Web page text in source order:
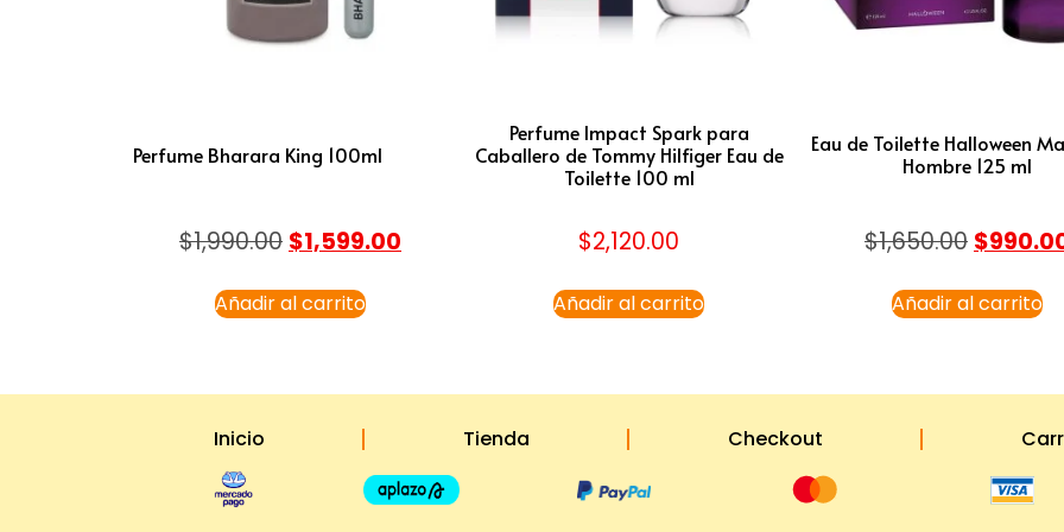
Perfume Bharara King 100ml
$1,990.00 $1,599.00
Añadir al carrito
Perfume Impact Spark para
Caballero de Tommy Hilfiger Eau de
Toilette 100 ml
$2,120.00
Añadir al carrito
Eau de Toilette Halloween
Hombre 125 ml
$1,650.00 $
Añadir al carrito
Inicio Tienda Checkout